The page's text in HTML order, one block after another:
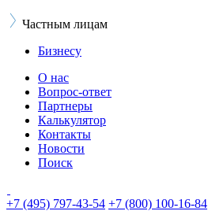
Частным лицам
Бизнесу
О нас
Вопрос-ответ
Партнеры
Калькулятор
Контакты
Новости
Поиск
+7 (495) 797-43-54 +7 (800) 100-16-84